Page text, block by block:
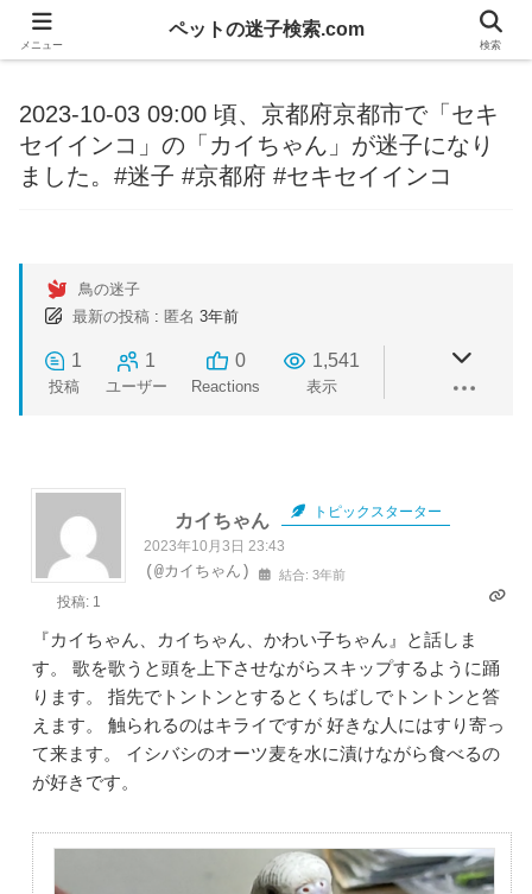
2023-10-03 09:00 頃、京都府京都市で「セキ
セイインコ」の「カイちゃん」が迷子になり
ました。#迷子 #京都府 #セキセイインコ
鳥の迷子
最新の投稿 : 匿名 3年前
1
投稿
1
ユーザー
0
Reactions
1,541
表示
投稿: 1
カイちゃん トピックスターター
2023年10月3日 23:43
(@カイちゃん) 結合: 3年前
『カイちゃん、カイちゃん、かわい子ちゃん』と話しま
す。 歌を歌うと頭を上下させながらスキップするように踊
ります。 指先でトントンとするとくちばしでトントンと答
えます。 触られるのはキライですが 好きな人にはすり寄っ
て来ます。 イシバシのオーツ麦を水に漬けながら食べるの
が好きです。
メニュー
ペットの迷子検索.com
検索